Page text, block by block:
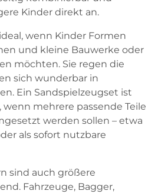
Kinder direkt an.
wenn Kinder Formen
und kleine Bauwerke oder
möchten. Sie regen die
sich wunderbar in
Ein Sandspielzeugset ist
mehrere passende Teile
werden sollen – etwa
als sofort nutzbare
sind auch größere
Fahrzeuge, Bagger,